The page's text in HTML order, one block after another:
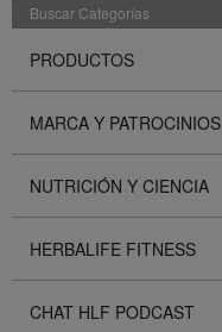
Buscar Categorías
PRODUCTOS
MARCA Y PATROCINIOS
NUTRICIÓN Y CIENCIA
HERBALIFE FITNESS
CHAT HLF PODCAST